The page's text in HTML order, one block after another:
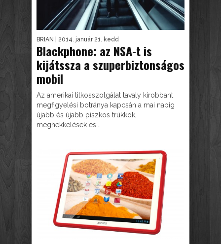
BRIAN | 2014. január 21. kedd
Blackphone: az NSA-t is
kijátssza a szuperbiztonságos
mobil
Az amerikai titkosszolgálat tavaly kirobbant
megfigyelési botránya kapcsán a mai napig
újabb és újabb piszkos trükkök,
meghekkelések és...